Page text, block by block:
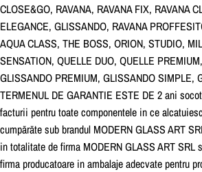
CLOSE&GO, RAVANA, RAVANA FIX, RAVANA
ELEGANCE, GLISSANDO, RAVANA
AQUA CLASS, THE BOSS, ORION, STUDIO,
SENSATION, QUELLE DUO, QUELLE
GLISSANDO PREMIUM, GLISSANDO SIMPLE,
TERMENUL DE GARANTIE ESTE DE 2 ani
facturii pentru toate componentele in ce
cumparate sub brandul MODERN GLASS ART
in totalitate de firma MODERN GLASS ART SRL
firma producatoare in ambalaje adecvate pentru